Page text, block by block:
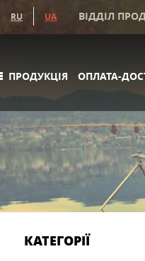
RU UA ВІДДІЛ
ПРОДУКЦІЯ ОПЛАТА-
КАТЕГОРІЇ